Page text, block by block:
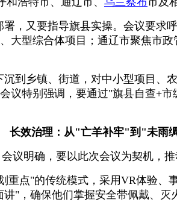
，又要指导旗县实操。会议要求呼
型综合体项目；通辽市聚焦市
到乡镇、街道，对中小型项目、
议特别强调，要通过"旗县自查+
长效治理：从"亡羊补牢"到"未雨
议明确，要以此次会议为契机，
点"的传统模式，采用VR体验
"，确保他们掌握安全带佩戴、灭